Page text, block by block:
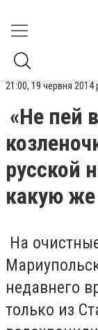
21:00, 19 червня 2014
«Не пей
русской
какую же
На
недавнего
только из